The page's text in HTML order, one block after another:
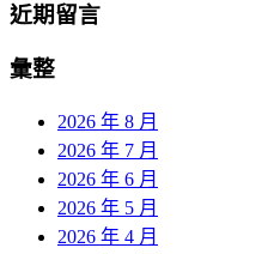
近期留言
彙整
2026 年 8 月
2026 年 7 月
2026 年 6 月
2026 年 5 月
2026 年 4 月